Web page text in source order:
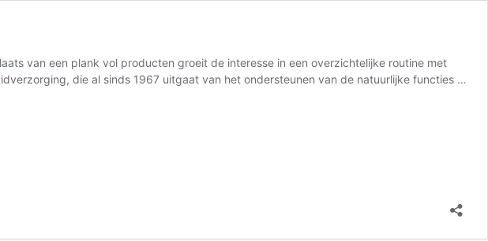
van een plank vol producten groeit de interesse in een overzichtelijke routine met
die al sinds 1967 uitgaat van het ondersteunen van de natuurlijke functies …